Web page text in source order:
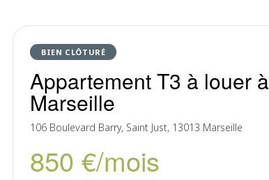
BIEN CLÔTURÉ
Appartement T3 à louer à
Marseille
106 Boulevard Barry, Saint Just, 13013 Marseille
850 €/mois